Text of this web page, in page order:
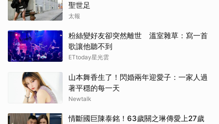
聖世足
太報
粉絲變好友卻突然離世 溫室雜草：寫一首
歌讓他聽不到
ETtoday星光雲
山本舞香生了！閃婚兩年迎愛子：一家人過
著平穩的每一天
Newtalk
情斷國巨陳泰銘！63歲關之琳傳愛上27歲